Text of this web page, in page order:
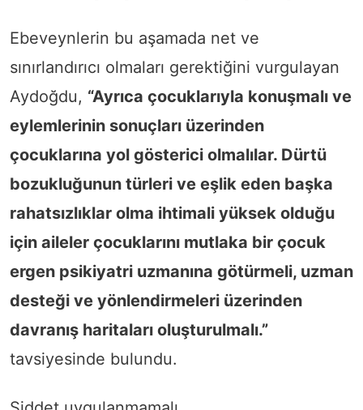
Ebeveynlerin bu aşamada net ve
sınırlandırıcı olmaları gerektiğini vurgulayan
Aydoğdu, “Ayrıca çocuklarıyla konuşmalı ve
eylemlerinin sonuçları üzerinden
çocuklarına yol gösterici olmalılar. Dürtü
bozukluğunun türleri ve eşlik eden başka
rahatsızlıklar olma ihtimali yüksek olduğu
için aileler çocuklarını mutlaka bir çocuk
ergen psikiyatri uzmanına götürmeli, uzman
desteği ve yönlendirmeleri üzerinden
davranış haritaları oluşturulmalı.”
tavsiyesinde bulundu.